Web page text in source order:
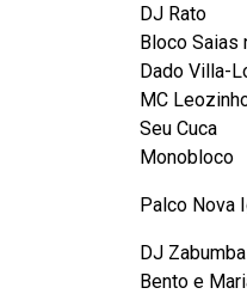
DJ Rato
Bloco Saias
Dado Villa-
MC
Seu Cuca
Monobloco
Palco Nova
DJ Zabumba
Bento e